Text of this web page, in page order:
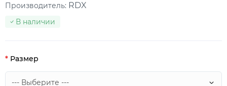
Производитель: RDX
В наличии
Размер